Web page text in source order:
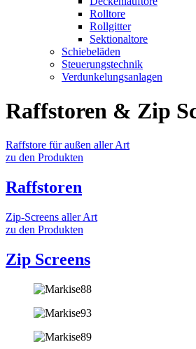
Rolltore
Rollgitter
Sektionaltore
Schiebeläden
Steuerungstechnik
Verdunkelungsanlagen
Raffstoren & Zip
Raffstore für außen aller Art
zu den Produkten
Raffstoren
Zip-Screens aller Art
zu den Produkten
Zip Screens